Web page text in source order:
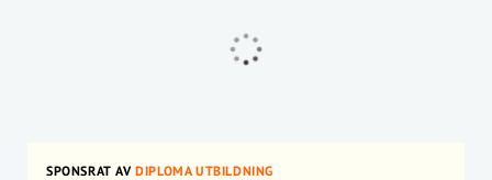
SPONSRAT AVDIPLOMA UTBILDNING